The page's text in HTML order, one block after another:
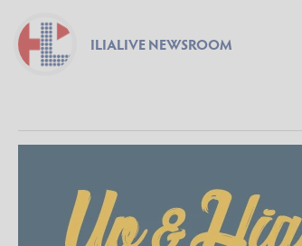
ILIALIVE NEWSROOM